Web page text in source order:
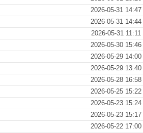
2026-05-31 14:47
2026-05-31 14:44
2026-05-31 11:11
2026-05-30 15:46
2026-05-29 14:00
2026-05-29 13:40
2026-05-28 16:58
2026-05-25 15:22
2026-05-23 15:24
2026-05-23 15:17
2026-05-22 17:00